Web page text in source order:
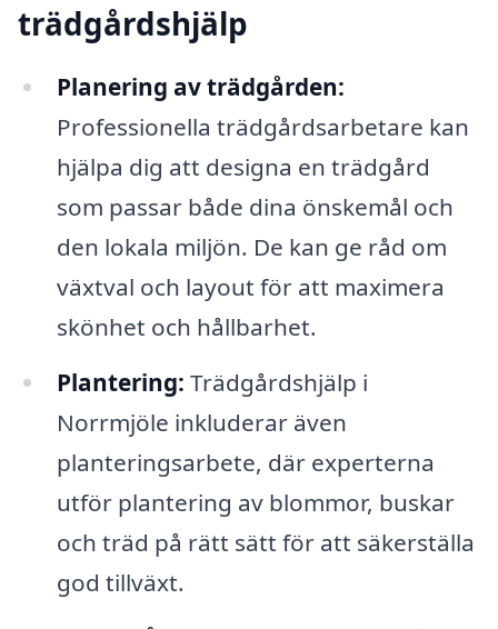
trädgårdshjälp
Planering av trädgården:
Professionella trädgårdsarbetare kan
hjälpa dig att designa en trädgård
som passar både dina önskemål och
den lokala miljön. De kan ge råd om
växtval och layout för att maximera
skönhet och hållbarhet.
Plantering: Trädgårdshjälp i
Norrmjöle inkluderar även
planteringsarbete, där experterna
utför plantering av blommor, buskar
och träd på rätt sätt för att säkerställa
god tillväxt.